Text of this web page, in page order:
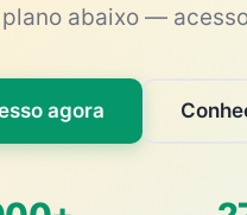
abaixo —
agora